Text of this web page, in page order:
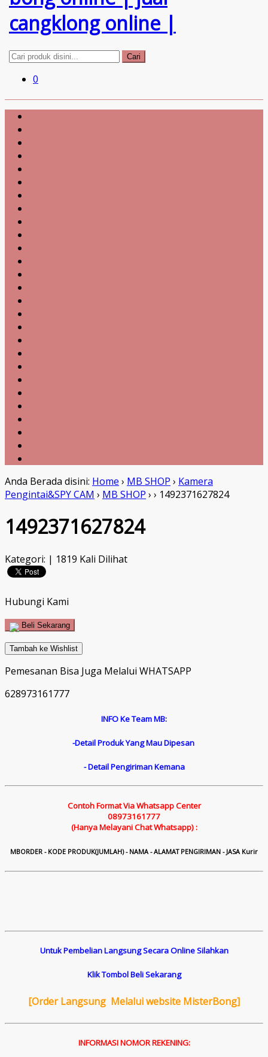
Cari
0
Anda Berada disini: Home › MB SHOP › Kamera
Pengintai&SPY CAM › MB SHOP › › 1492371627824
1492371627824
Kategori: | 1819 Kali Dilihat
Hubungi Kami
Beli Sekarang
Tambah ke Wishlist
Pemesanan Bisa Juga Melalui WHATSAPP
628973161777
INFO Ke Team MB:
-Detail Produk Yang Mau Dipesan
- Detail Pengiriman Kemana
Contoh Format Via Whatsapp Center
08973161777
(Hanya Melayani Chat Whatsapp) :
MBORDER - KODE PRODUK(JUMLAH) - NAMA - ALAMAT PENGIRIMAN - JASA Kurir
Untuk Pembelian Langsung Secara Online Silahkan
Klik Tombol Beli Sekarang
[Order Langsung Melalui website MisterBong]
INFORMASI NOMOR REKENING: